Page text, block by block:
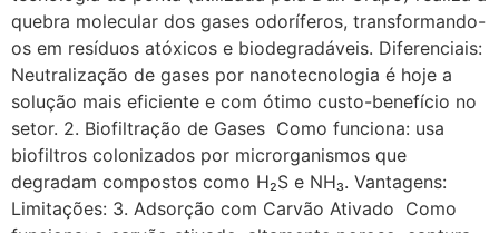
quebra molecular dos gases odoríferos, transformando-
os em resíduos atóxicos e biodegradáveis. Diferenciais:
Neutralização de gases por nanotecnologia é hoje a
solução mais eficiente e com ótimo custo-benefício no
setor. 2. Biofiltração de Gases Como funciona: usa
biofiltros colonizados por microrganismos que
degradam compostos como H₂S e NH₃. Vantagens:
Limitações: 3. Adsorção com Carvão Ativado Como